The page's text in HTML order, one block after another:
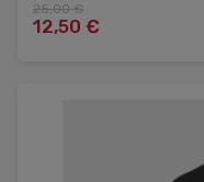
25,00 €
12,50 €